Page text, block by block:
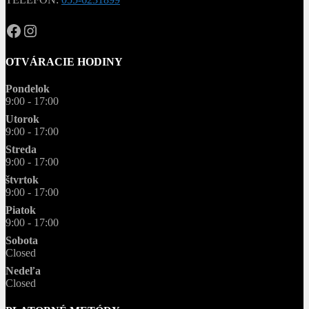
OPAL.drahokamy
opal.drahokamy
OTVÁRACIE HODINY
Pondelok
9:00 - 17:00
Utorok
9:00 - 17:00
Streda
9:00 - 17:00
štvrtok
9:00 - 17:00
Piatok
9:00 - 17:00
Sobota
Closed
Nedeľa
Closed